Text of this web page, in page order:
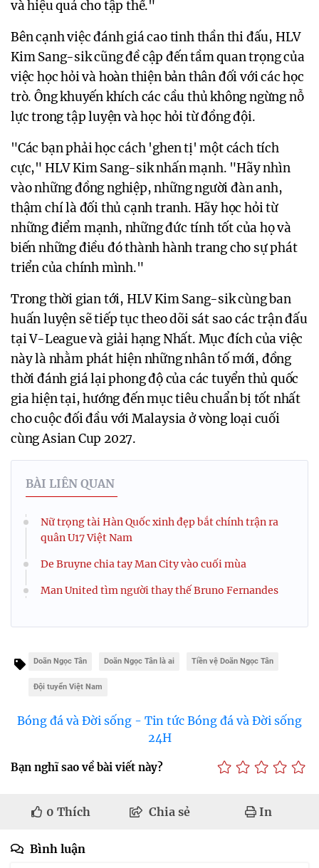
và hiệu quả cho tập thể."
Bên cạnh việc đánh giá cao tinh thần thi đấu, HLV
Kim Sang-sik cũng đề cập đến tầm quan trọng của
việc học hỏi và hoàn thiện bản thân đối với các học
trò. Ông khuyến khích các cầu thủ không ngừng nỗ
lực trong tập luyện và học hỏi từ đồng đội.
"Các bạn phải học cách 'ghen tị' một cách tích
cực," HLV Kim Sang-sik nhấn mạnh. "Hãy nhìn
vào những đồng nghiệp, những người đàn anh,
thậm chí là đối thủ cạnh tranh. Hãy học hỏi từ
những điểm mạnh, những đức tính tốt của họ và
biến những điều đó thành hành trang cho sự phát
triển của chính mình."
Trong thời gian tới, HLV Kim Sang-sik cùng ban
huấn luyện sẽ tiếp tục theo dõi sát sao các trận đấu
tại V-League và giải hạng Nhất. Mục đích của việc
này là nhằm phát hiện những nhân tố mới, đồng
thời đánh giá lại phong độ của các tuyển thủ quốc
gia hiện tại, hướng đến mục tiêu chuẩn bị tốt nhất
cho cuộc đối đầu với Malaysia ở vòng loại cuối
cùng Asian Cup 2027.
BÀI LIÊN QUAN
Nữ trọng tài Hàn Quốc xinh đẹp bắt chính trận ra
quân U17 Việt Nam
De Bruyne chia tay Man City vào cuối mùa
Man United tìm người thay thế Bruno Fernandes
Doãn Ngọc Tân Doãn Ngọc Tân là ai Tiền vệ Doãn Ngọc Tân
Đội tuyển Việt Nam
Bóng đá và Đời sống - Tin tức Bóng đá và Đời sống
24H
Bạn nghĩ sao về bài viết này?
0 Thích Chia sẻ In
Bình luận